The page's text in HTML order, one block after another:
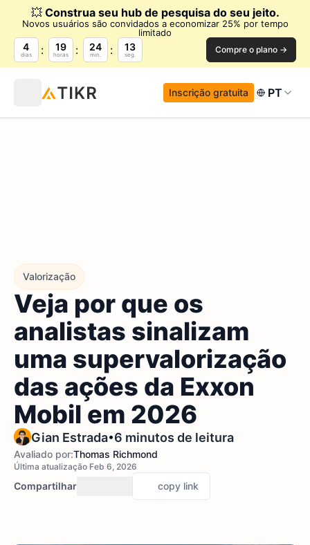
💥 Construa seu hub de pesquisa do seu jeito.
Novos usuários são convidados a economizar 25% por tempo
limitado
4
dias
19
horas
24
min.
11
seg. Compre o plano →
Inscrição gratuita PT
Valorização
Veja por que os
analistas sinalizam
uma supervalorização
das ações da Exxon
Mobil em 2026
Gian Estrada•6 minutos de leitura
Avaliado por:Thomas Richmond
Última atualização Feb 6, 2026
Compartilhar copy link